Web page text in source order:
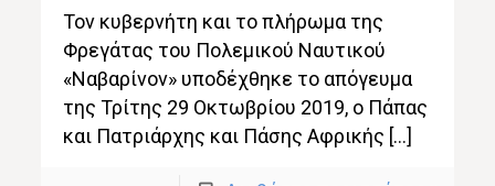
Τον κυβερνήτη και το πλήρωμα της
Φρεγάτας του Πολεμικού Ναυτικού
«Ναβαρίνον» υποδέχθηκε το απόγευμα
της Τρίτης 29 Οκτωβρίου 2019, ο Πάπας
και Πατριάρχης και Πάσης Αφρικής […]